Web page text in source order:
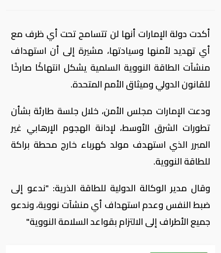
أكدت دولة الإمارات أنها لن تتسامح تحت أي ظرف مع
أي تهديد لأمنها وسيادتها، مشيرة إلى أن استهداف
منشآت الطاقة النووية السلمية يشكل انتهاكًا صارخًا
للقانون الدولي وميثاق الأمم المتحدة.
ودعت الإمارات مجلس الأمن، خلال جلسة طارئة بشأن
تطورات الشرق الأوسط، لإدانة الهجوم الإرهابي غير
المبرر الذي استهدف مولد كهرباء خارج محطة براكة
للطاقة النووية.
وقال مدير الوكالة الدولية للطاقة الذرية: "ندعو إلى
ضبط النفس وعدم استهداف أي منشآت نووية، وندعو
جميع الأطراف إلى الالتزام بقواعد السلامة النووية"